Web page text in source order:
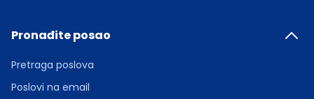
Pronađite posao
Pretraga poslova
Poslovi na email